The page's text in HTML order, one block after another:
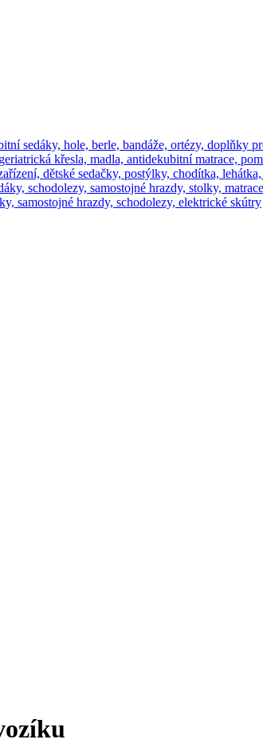
sedáky, hole, berle, bandáže, ortézy, doplňky
křesla, madla, antidekubitní matrace,
dětské sedačky, postýlky, chodítka,
schodolezy, samostojné hrazdy, stolky, matrace
samostojné hrazdy, schodolezy, elektrické skútry